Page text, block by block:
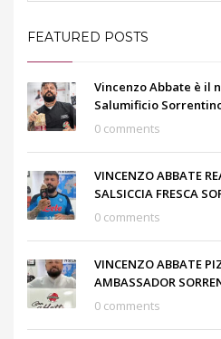
FEATURED POSTS
Vincenzo Abbate è il
Salumificio
0 comments
VINCENZO ABBATE
SALSICCIA FRESCA
0 comments
VINCENZO ABBATE
AMBASSADOR
0 comments